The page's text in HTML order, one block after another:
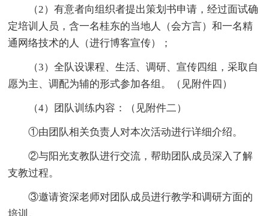
（2）有意者向组织者提出策划书申请，经过面试确
定培训人员，含一名桂东的当地人（会方言）和一名精
通网络技术的人（进行博客宣传）；
（3）全队设课程、生活、调研、宣传四组，采取自
愿为主、调配为辅的形式参加各组。（见附件四）
（4）团队训练内容：（见附件二）
①由团队相关负责人对本次活动进行详细介绍。
②与阳光支教队进行交流，帮助团队成员深入了解
支教过程。
③邀请资深老师对团队成员进行教学和调研方面的